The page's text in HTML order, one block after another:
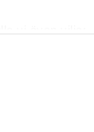
på
+
–